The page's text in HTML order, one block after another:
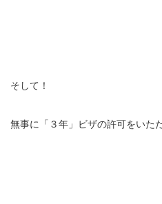
そして！
無事に「３年」ビザの許可をいた